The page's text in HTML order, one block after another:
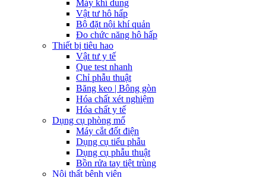
Máy khí dung
Vật tư hô hấp
Bộ đặt nội khí quản
Đo chức năng hô hấp
Thiết bị tiêu hao
Vật tư y tế
Que test nhanh
Chỉ phẫu thuật
Băng keo | Bông gòn
Hóa chất xét nghiệm
Hóa chất y tế
Dụng cụ phòng mổ
Máy cắt đốt điện
Dụng cụ tiểu phẫu
Dụng cụ phẫu thuật
Bồn rửa tay tiệt trùng
Nội thất bệnh viện